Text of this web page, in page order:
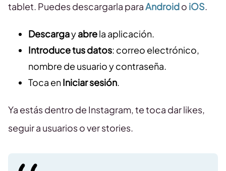
tablet. Puedes descargarla paraAndroido iOS.
Descargayabrela aplicación.
Introduce tus datos: correo electrónico,
nombre de usuario y contraseña.
Toca enIniciar sesión.
Ya estás dentro de Instagram, te toca dar likes,
seguir a usuarios o ver stories.